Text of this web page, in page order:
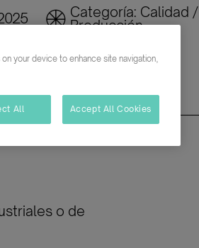
Categoría: Calidad /
Producción
o de
your device to enhance site navigation,
All Accept All Cookies